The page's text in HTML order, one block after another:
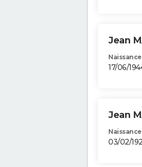
Jean
Naissance
17/06/
Jean
Naissance
03/02/